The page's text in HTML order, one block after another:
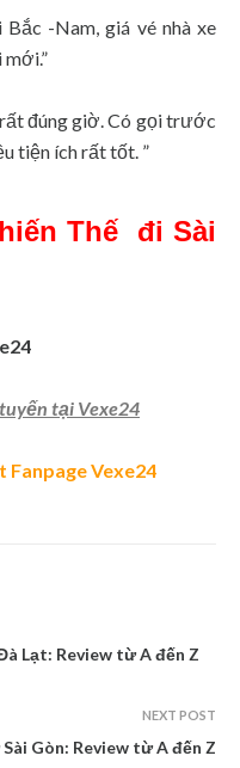
-Nam, giá vé nhà xe
đúng giờ. Có gọi trước
tiện ích rất tốt. ”
Thế
đi Sài
tại Vexe24
Fanpage Vexe24
Lạt: Review từ A đến Z
NEXT POST
Gòn: Review từ A đến Z